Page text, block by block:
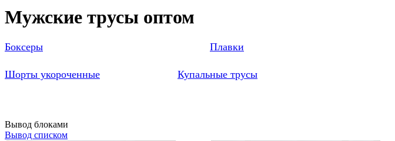
Мужские трусы оптом
Боксеры Плавки
Шорты укороченные Купальные трусы
Вывод блоками
Вывод списком